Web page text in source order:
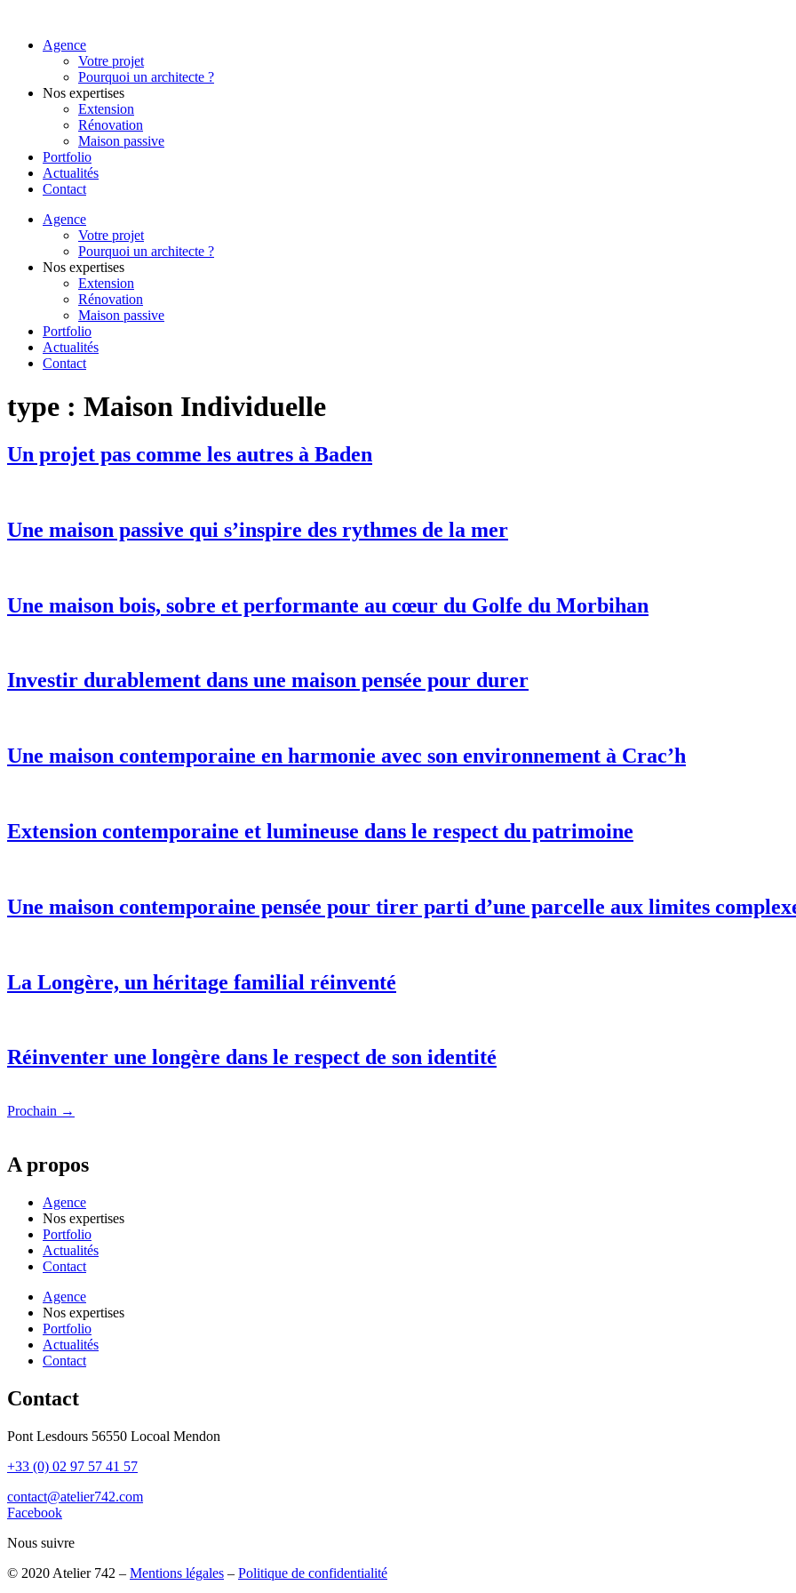
Agence
Votre projet
Pourquoi un architecte ?
Nos expertises
Extension
Rénovation
Maison passive
Portfolio
Actualités
Contact
Agence
Votre projet
Pourquoi un architecte ?
Nos expertises
Extension
Rénovation
Maison passive
Portfolio
Actualités
Contact
type : Maison Individuelle
Un projet pas comme les autres à Baden
Une maison passive qui s’inspire des rythmes de la mer
Une maison bois, sobre et performante au cœur du Golfe du Morbihan
Investir durablement dans une maison pensée pour durer
Une maison contemporaine en harmonie avec son environnement à Crac’h
Extension contemporaine et lumineuse dans le respect du patrimoine
Une maison contemporaine pensée pour tirer parti d’une parcelle aux limites
La Longère, un héritage familial réinventé
Réinventer une longère dans le respect de son identité
Prochain →
A propos
Agence
Nos expertises
Portfolio
Actualités
Contact
Agence
Nos expertises
Portfolio
Actualités
Contact
Contact
Pont Lesdours 56550 Locoal Mendon
+33 (0) 02 97 57 41 57
contact@atelier742.com
Facebook
Nous suivre
© 2020 Atelier 742 – Mentions légales – Politique de confidentialité